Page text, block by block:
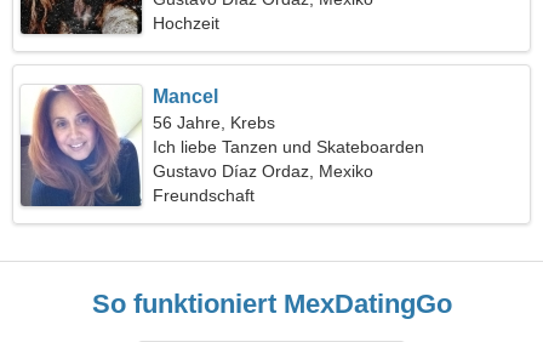
Hochzeit
Mancel
56 Jahre, Krebs
Ich liebe Tanzen und Skateboarden
Gustavo Díaz Ordaz, Mexiko
Freundschaft
So funktioniert MexDatingGo